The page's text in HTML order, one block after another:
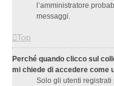
l’amministratore
messaggi.
Top
Perché quando clicco sul
mi chiede di accedere come
Solo gli utenti